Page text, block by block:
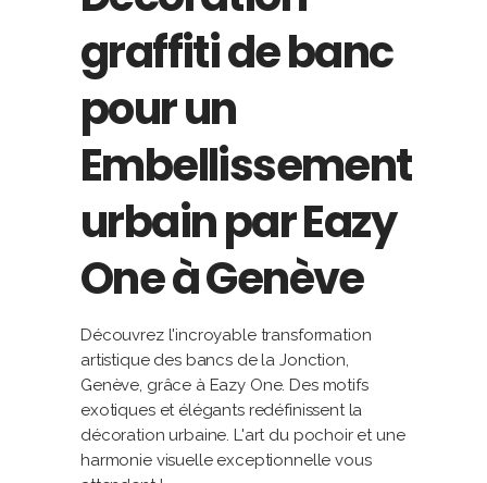
graffiti de banc
pour un
Embellissement
urbain par Eazy
One à Genève
Découvrez l'incroyable transformation
artistique des bancs de la Jonction,
Genève, grâce à Eazy One. Des motifs
exotiques et élégants redéfinissent la
décoration urbaine. L'art du pochoir et une
harmonie visuelle exceptionnelle vous